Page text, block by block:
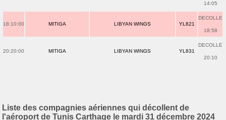
14:05
18:10:00 MITIGA LIBYAN WINGS YL821
DECOLLE
18:58
20:20:00 MITIGA LIBYAN WINGS YL831
DECOLLE
20:10
Liste des compagnies aériennes qui décollent de
l'aéroport de Tunis Carthage le mardi 31 décembre 2024